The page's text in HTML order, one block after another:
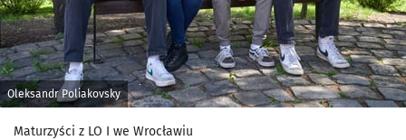
Oleksandr Poliakovsky
Maturzyści z LO I we Wrocławiu